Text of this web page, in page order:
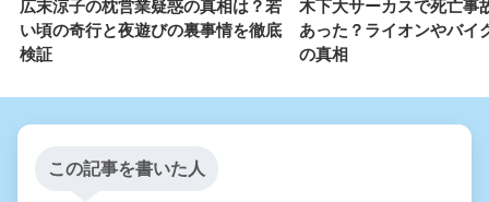
広末涼子の枕営業疑惑の真相は？若
い頃の奇行と夜遊びの裏事情を徹底
検証
木下大サーカスで死亡事
あった？ライオンやバイ
の真相
この記事を書いた人